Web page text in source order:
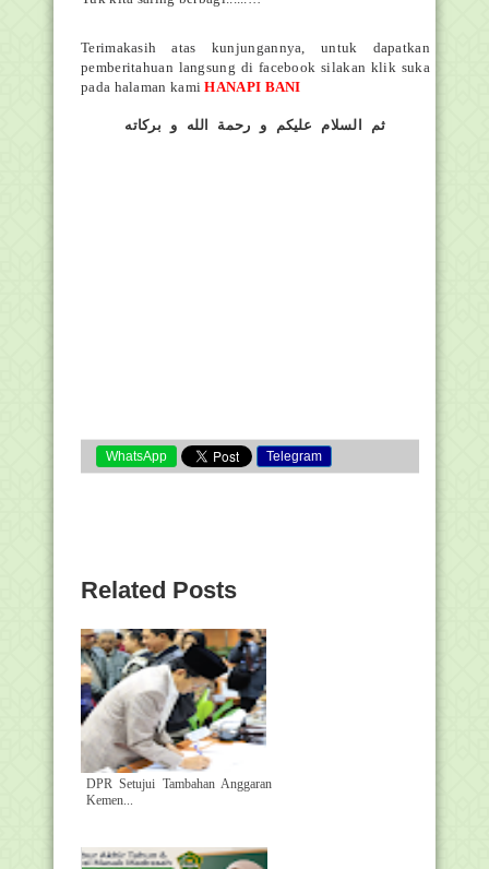
Terimakasih atas kunjungannya, untuk dapatkan
pemberitahuan langsung di facebook silakan klik suka
pada halaman kamiHANAPI BANI
ثم السلام عليكم و رحمة الله و بركاته
WhatsApp Telegram
Related Posts
DPR Setujui Tambahan Anggaran
Kemen...